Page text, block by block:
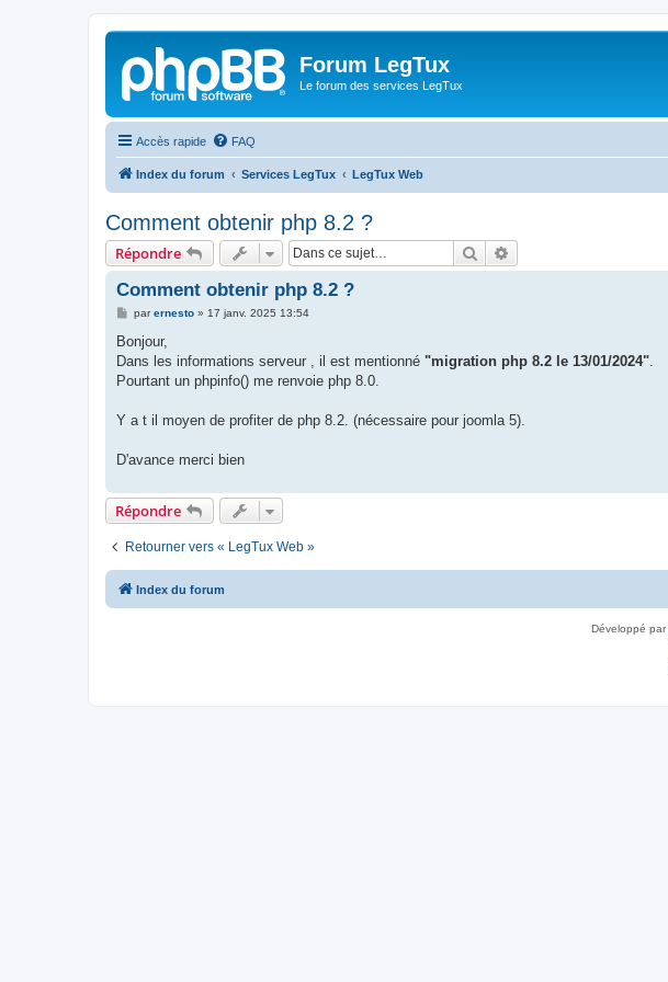
Forum LegTux
Le forum des services LegTux
Accès rapide FAQ
Index du forum Services LegTux LegTux Web
Comment obtenir php 8.2 ?
Répondre Rechercher
Comment obtenir php 8.2 ?
M
s
a
g
parernesto» 17 janv. 2025 13:54
Bonjour,
Dans les informations serveur , il est mentionné "migration php 8.2 le 13/01/2024"
Pourtant un phpinfo() me renvoie php 8.0.
Y a t il moyen de profiter de php 8.2. (nécessaire pour joomla 5).
D'avance merci bien
Répondre
Retourner vers « LegTux Web »
Index du forum
Développé par